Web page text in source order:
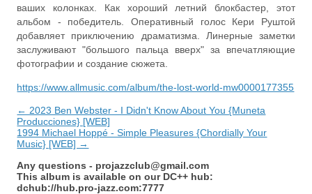
ваших колонках. Как хороший летний блокбастер, этот
альбом - победитель. Оперативный голос Кери Руштой
добавляет приключению драматизма. Линерные заметки
заслуживают "большого пальца вверх" за впечатляющие
фотографии и создание сюжета.
https://www.allmusic.com/album/the-lost-world-mw0000177355
← 2023 Ben Webster - I Didn't Know About You {Muneta
Producciones} [WEB]
1994 Michael Hoppé - Simple Pleasures {Chordially Your
Music} [WEB] →
Any questions - projazzclub@gmail.com
This album is available on our DC++ hub:
dchub://hub.pro-jazz.com:7777